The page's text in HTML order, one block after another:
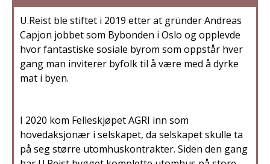
U.Reist ble stiftet i 2019 etter at gründer Andreas
Capjon jobbet som Bybonden i Oslo og opplevde
hvor fantastiske sosiale byrom som oppstår hver
gang man inviterer byfolk til å være med å dyrke
mat i byen.
I 2020 kom Felleskjøpet AGRI inn som
hovedaksjonær i selskapet, da selskapet skulle ta
på seg større utomhuskontrakter. Siden den gang